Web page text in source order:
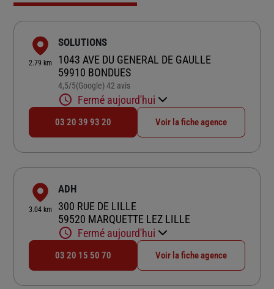
2.79 km
SOLUTIONS
1043 AVE DU GENERAL DE GAULLE
59910 BONDUES
4,5/5Note de 4.5 sur 5
(Google) 42 avis
Fermé aujourd'hui
03 20 39 93 20 Voir la fiche agence
3.04 km
ADH
300 RUE DE LILLE
59520 MARQUETTE LEZ LILLE
Fermé aujourd'hui
03 20 15 50 70 Voir la fiche agence